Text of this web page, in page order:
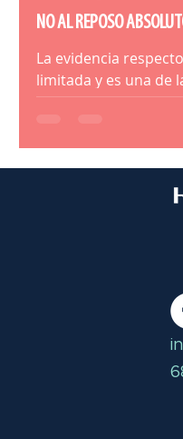
NO AL REPOSO
La evidencia
limitada y es una de
ACOG 2020.